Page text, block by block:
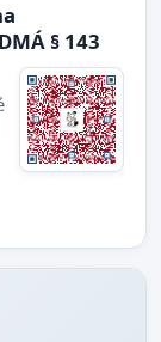
§ 143